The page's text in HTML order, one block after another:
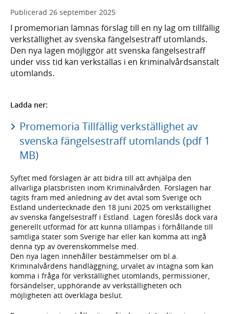
Publicerad 26 september 2025
I promemorian lämnas förslag till en ny lag om tillfällig
verkställighet av svenska fängelsestraff utomlands.
Den nya lagen möjliggör att svenska fängelsestraff
under viss tid kan verkställas i en kriminalvårdsanstalt
utomlands.
Ladda ner:
Promemoria Tillfällig verkställighet av
svenska fängelsestraff utomlands (pdf 1
MB)
Syftet med förslagen är att bidra till att avhjälpa den
allvarliga platsbristen inom Kriminalvården. Förslagen har
tagits fram med anledning av det avtal som Sverige och
Estland undertecknade den 18 juni 2025 om verkställighet
av svenska fängelsestraff i Estland. Lagen föreslås dock vara
generellt utformad för att kunna tillämpas i förhållande till
samtliga stater som Sverige har eller kan komma att ingå
denna typ av överenskommelse med.
Den nya lagen innehåller bestämmelser om bl.a.
Kriminalvårdens handläggning, urvalet av intagna som kan
komma i fråga för verkställighet utomlands, permissioner,
försändelser, upphörande av verkställigheten och
möjligheten att överklaga beslut.